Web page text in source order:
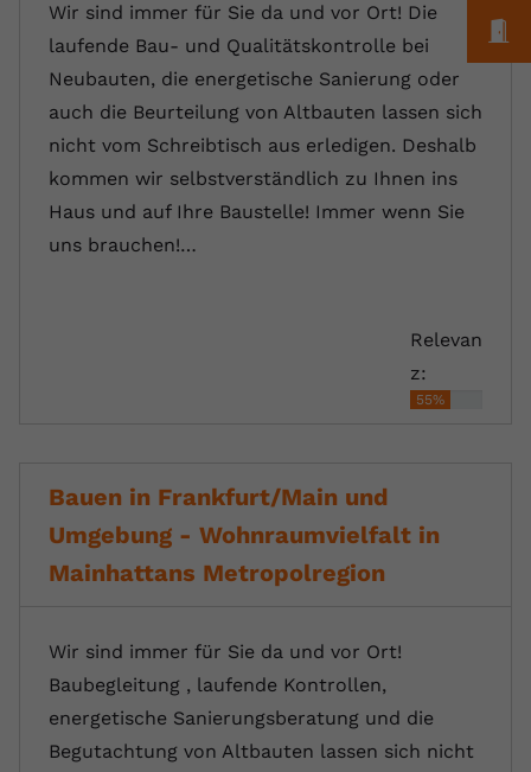
Wir sind immer für Sie da und vor Ort! Die
laufende Bau- und Qualitätskontrolle bei
Neubauten, die energetische Sanierung oder
auch die Beurteilung von Altbauten lassen sich
nicht vom Schreibtisch aus erledigen. Deshalb
kommen wir selbstverständlich zu Ihnen ins
Haus und auf Ihre Baustelle! Immer wenn Sie
uns brauchen!…
Relevan
z:
55%
Bauen in Frankfurt/Main und
Umgebung - Wohnraumvielfalt in
Mainhattans Metropolregion
Wir sind immer für Sie da und vor Ort!
Baubegleitung , laufende Kontrollen,
energetische Sanierungsberatung und die
Begutachtung von Altbauten lassen sich nicht